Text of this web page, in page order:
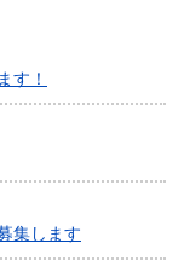
す！
集します